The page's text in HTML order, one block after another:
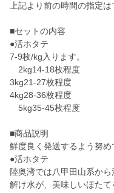
上記より前の時間の指定は
■セットの内容
●活ホタテ
7-9枚/kg入ります。
2kg14-18枚程度
3kg21-27枚程度
4kg28-36枚程度
5kg35-45枚程度
■商品説明
鮮度良く発送するよう努め
●活ホタテ
陸奥湾では八甲田山系か
解け水が、美味しいほたて